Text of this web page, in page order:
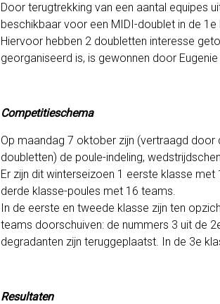
Door terugtrekking van een aantal equipes
beschikbaar voor een MIDI-doublet in de 1e
Hiervoor hebben 2 doubletten interesse
georganiseerd is, is gewonnen door Eugenie
Competitieschema
Op maandag 7 oktober zijn (vertraagd
doubletten) de poule-indeling,
Er zijn dit winterseizoen 1 eerste klasse
derde klasse-poules met 16 teams.
In de eerste en tweede klasse zijn ten
teams doorschuiven: de nummers 3 uit de
degradanten zijn teruggeplaatst. In de 3e
Resultaten